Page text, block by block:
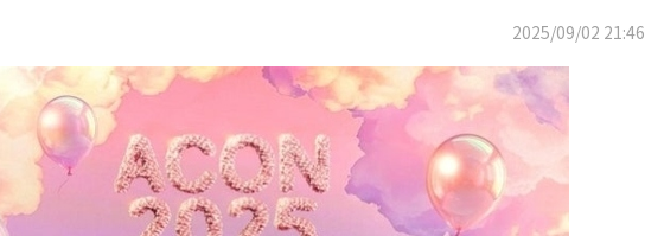
2025/09/02 21:46